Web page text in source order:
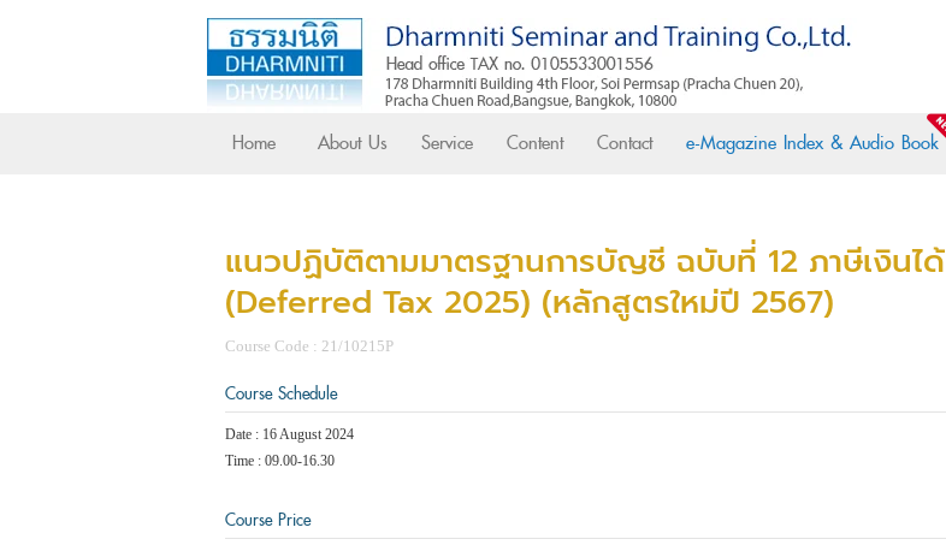
Home About Us Service Content Contact e-Magazine Index & Audio Book
แนวปฏิบัติตามมาตรฐานการบัญชี ฉบับที่ 12 ภาษีเงินได้
(Deferred Tax 2025) (หลักสูตรใหม่ปี 2567)
Course Code : 21/10215P
Course Schedule
Date : 16 August 2024
Time : 09.00-16.30
Course Price